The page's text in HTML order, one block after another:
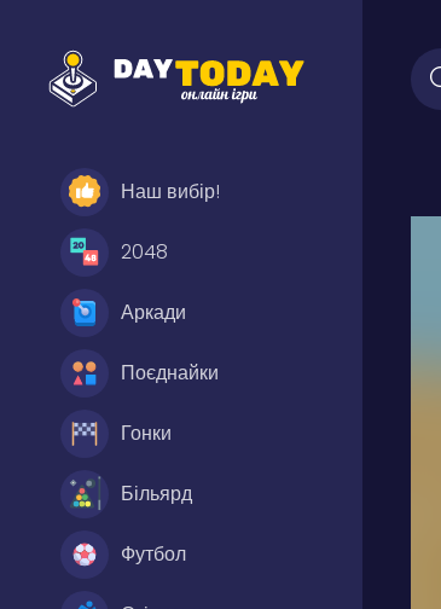
Наш вибір!
2048
Аркади
Поєднайки
Гонки
Більярд
Футбол